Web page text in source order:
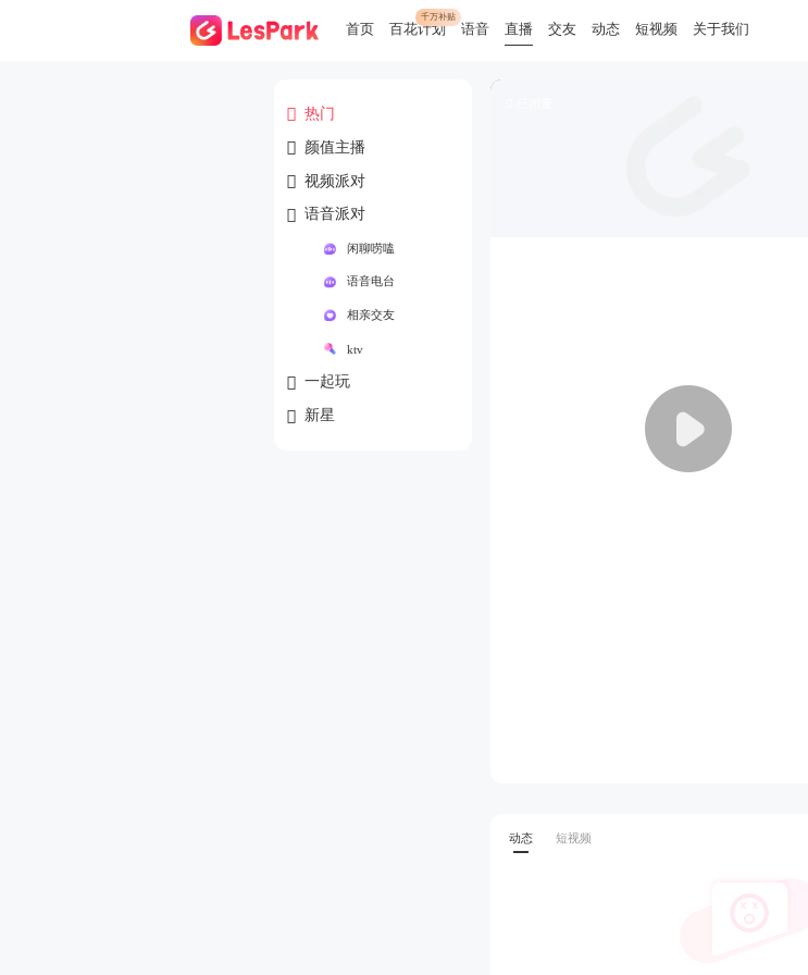
首页
千万补贴
百花计划 语音 直播 交友 动态 短视频 关于我们
 热门
 颜值主播
 视频派对
 语音派对
闲聊唠嗑
语音电台
相亲交友
ktv
 一起玩
 新星
动态 短视频